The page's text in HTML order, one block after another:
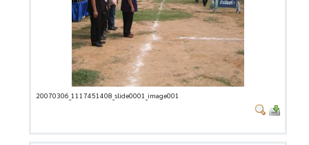
20070306_1117451408_slide0001_image001